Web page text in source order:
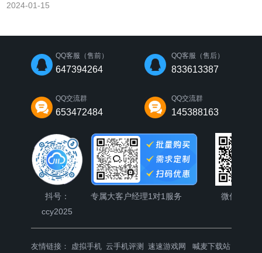
2024-01-15
QQ客服（售前）
647394264
QQ客服（售后）
833613387
QQ交流群
653472484
QQ交流群
145388163
抖号：
ccy2025
专属大客户经理1对1服务 微信公众号
友情链接： 虚拟手机 云手机评测 速速游戏网 喊麦下载站